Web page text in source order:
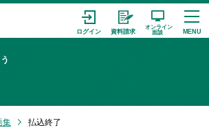
集 払込終了